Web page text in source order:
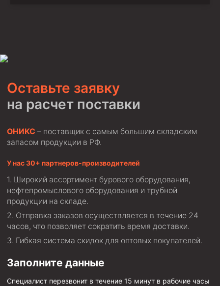
Оставьте заявку
на расчет поставки
ОНИКС – поставщик с самым большим складским
запасом продукции в РФ.
У нас 30+ партнеров-производителей
Широкий ассортимент бурового оборудования,
нефтепромыслового оборудования и трубной
продукции на складе.
Отправка заказов осуществляется в течение 24
часов, что позволяет сократить время доставки.
Гибкая система скидок для оптовых покупателей.
Заполните данные
Специалист перезвонит в течение 15 минут в рабочие часы